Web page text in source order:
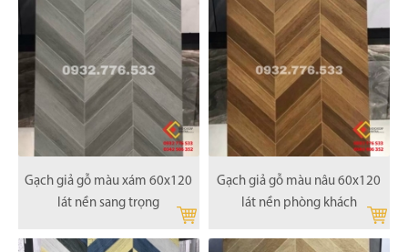
Gạch giả gỗ màu xám 60x120
lát nền sang trọng
Gạch giả gỗ màu nâu 60x120
lát nền phòng khách